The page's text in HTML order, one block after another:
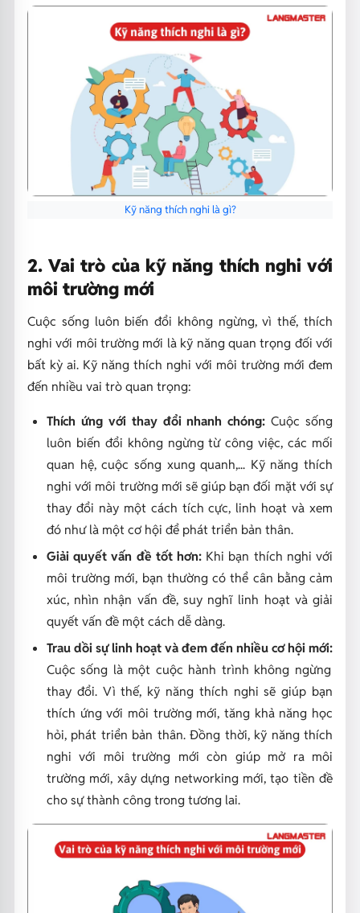
Kỹ năng thích nghi là gì?
2. Vai trò của kỹ năng thích nghi với
môi trường mới
Cuộc sống luôn biến đổi không ngừng, vì thế, thích
nghi với môi trường mới là kỹ năng quan trọng đối với
bất kỳ ai. Kỹ năng thích nghi với môi trường mới đem
đến nhiều vai trò quan trọng:
Thích ứng với thay đổi nhanh chóng: Cuộc sống
luôn biến đổi không ngừng từ công việc, các mối
quan hệ, cuộc sống xung quanh,... Kỹ năng thích
nghi với môi trường mới sẽ giúp bạn đối mặt với sự
thay đổi này một cách tích cực, linh hoạt và xem
đó như là một cơ hội để phát triển bản thân.
Giải quyết vấn đề tốt hơn: Khi bạn thích nghi với
môi trường mới, bạn thường có thể cân bằng cảm
xúc, nhìn nhận vấn đề, suy nghĩ linh hoạt và giải
quyết vấn đề một cách dễ dàng.
Trau dồi sự linh hoạt và đem đến nhiều cơ hội mới:
Cuộc sống là một cuộc hành trình không ngừng
thay đổi. Vì thế, kỹ năng thích nghi sẽ giúp bạn
thích ứng với môi trường mới, tăng khả năng học
hỏi, phát triển bản thân. Đồng thời, kỹ năng thích
nghi với môi trường mới còn giúp mở ra môi
trường mới, xây dựng networking mới, tạo tiền đề
cho sự thành công trong tương lai.